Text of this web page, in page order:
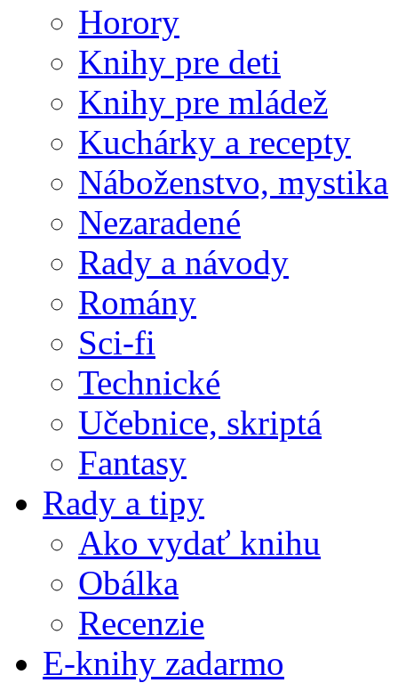
Horory
Knihy pre deti
Knihy pre mládež
Kuchárky a recepty
Náboženstvo, mystika
Nezaradené
Rady a návody
Romány
Sci-fi
Technické
Učebnice, skriptá
Fantasy
Rady a tipy
Ako vydať knihu
Obálka
Recenzie
E-knihy zadarmo